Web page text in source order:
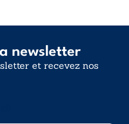
newsletter
et recevez nos